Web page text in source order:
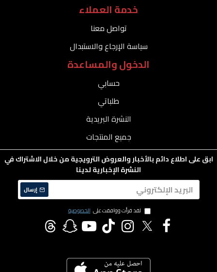
خدمة العملاء
تواصل معنا
سياسة الإرجاع والاستبدال
الدخول والمساعدة
حسابي
طلباتي
النشرة البريدية
جميع المنتجات
ابق على اطلاع دائم بالأخبار والعروض الترويجية من خلال الاشتراك في
النشرة الإخبارية لدينا
إرسال
لقد قرأت ووافقت على الخصوصية